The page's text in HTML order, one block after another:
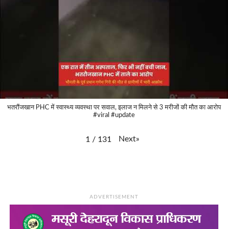
भतरौंजखान PHC में स्वास्थ्य व्यवस्था पर सवाल, इलाज न मिलने से 3 मरीजों की मौत का आरोप
#viral #update
1 / 131 Next»
ADVERTISEMENT